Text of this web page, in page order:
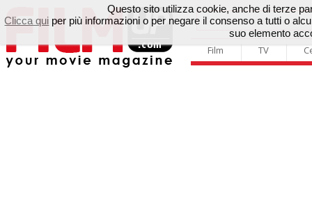
Film TV
Questo sito utilizza cookie, anche di terze
Clicca qui per più informazioni o per negare il consenso a tutti o
suo elemento